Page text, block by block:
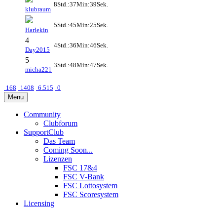
klubraum
8Std.:37Min:39Sek.
Harlekin
5Std.:45Min:25Sek.
4
Day2015
4Std.:36Min:46Sek.
5
micha221
3Std.:48Min:47Sek.
168 1408 6.515 0
Menu
Community
Clubforum
SupportClub
Das Team
Coming Soon...
Lizenzen
FSC 17&4
FSC V-Bank
FSC Lottosystem
FSC Scoresystem
Licensing